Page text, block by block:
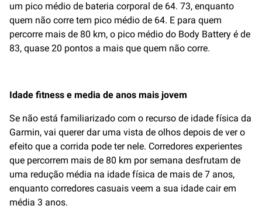
um pico médio de bateria corporal de 64. 73, enquanto
quem não corre tem pico médio de 64. E para quem
percorre mais de 80 km, o pico médio do Body Battery é de
83, quase 20 pontos a mais que quem não corre.
Idade fitness e media de anos mais jovem
Se não está familiarizado com o recurso de idade física da
Garmin, vai querer dar uma vista de olhos depois de ver o
efeito que a corrida pode ter nele. Corredores experientes
que percorrem mais de 80 km por semana desfrutam de
uma redução média na idade física de mais de 7 anos,
enquanto corredores casuais veem a sua idade cair em
média 3 anos.